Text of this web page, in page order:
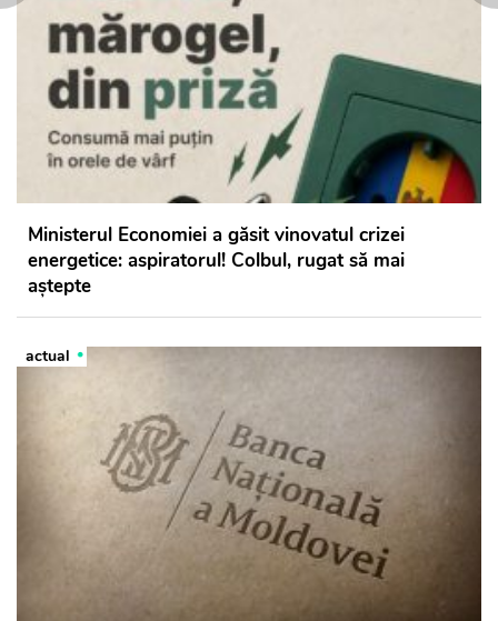
Ministerul Economiei a găsit vinovatul crizei
energetice: aspiratorul! Colbul, rugat să mai
aștepte
actual